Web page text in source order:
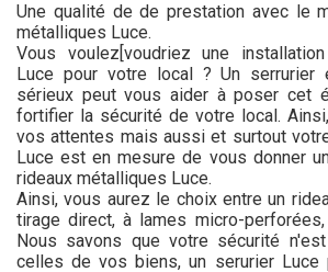
Une qualité de de prestation avec le
métalliques Luce.
Vous voulez[voudriez une
Luce pour votre local ? Un serrurier
sérieux peut vous aider à poser cet
fortifier la sécurité de votre local.
vos attentes mais aussi et surtout
Luce est en mesure de vous donner
rideaux métalliques Luce.
Ainsi, vous aurez le choix entre un
tirage direct, à lames micro-
Nous savons que votre sécurité
celles de vos biens, un serurier Luce